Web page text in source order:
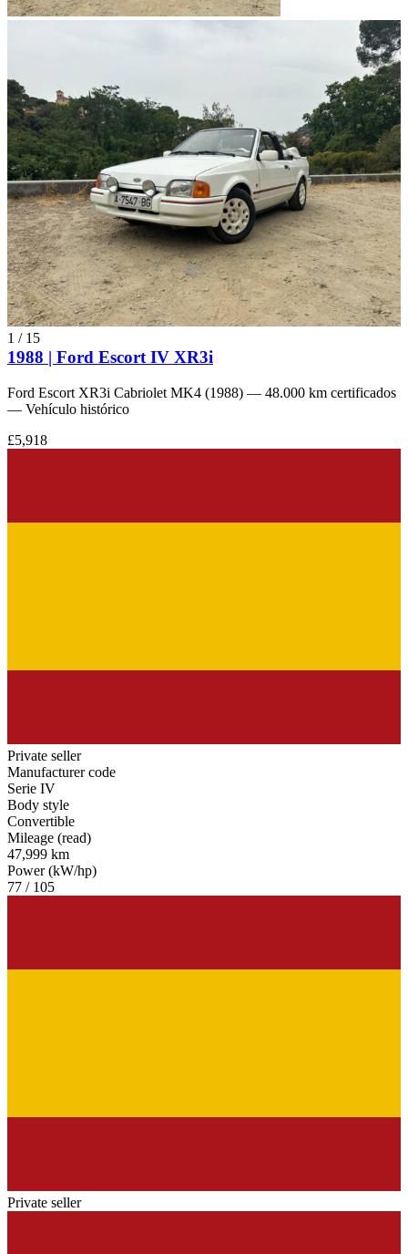
1 / 15
1988 | Ford Escort IV XR3i
Ford Escort XR3i Cabriolet MK4 (1988) — 48.000 km certificados
— Vehículo histórico
£5,918
Private seller
Manufacturer code
Serie IV
Body style
Convertible
Mileage (read)
47,999 km
Power (kW/hp)
77 / 105
Private seller